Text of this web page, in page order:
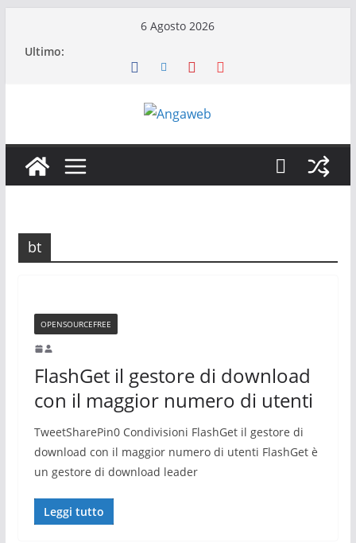
6 Agosto 2026
Ultimo:
bt
OPENSOURCEFREE
FlashGet il gestore di download
con il maggior numero di utenti
TweetSharePin0 Condivisioni FlashGet il gestore di
download con il maggior numero di utenti FlashGet è
un gestore di download leader
Leggi tutto